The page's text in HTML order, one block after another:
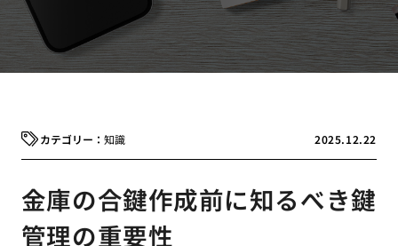
2025.12.22
知識
金庫の合鍵作成前に知るべき鍵
管理の重要性